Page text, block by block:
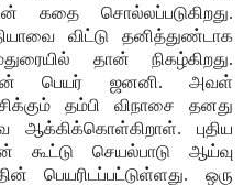
கதை சொல்லப்படுகிறது.
விட்டு தனித்துண்டாக
தான் நிகழ்கிறது.
பெயர் ஜனனி. அவள்
தம்பி விநாசை தனது
ஆக்கிக்கொள்கிறாள். புதிய
கூட்டு செயல்பாடு ஆய்வு
பெயரிடப்பட்டுள்ளது. ஒரு